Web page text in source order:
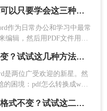
转成word不变格式呢?接下
怎么将pdf转换成word？你可以只要学会这三种方法就行
作为日常办公和学习中最常
编辑，然后用PDF文件用来
行修改；那今天我们就来分
pdf怎么转换成word格式不变？试试这几种方法吧！
是两位广受欢迎的新星。然
困境：pdf怎么转换成word
让我们能够在不改变内容
怎么把pdf文件转换成word格式不变？试试这二方法！